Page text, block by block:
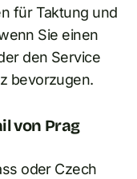
für Taktung und
Sie einen
den Service
bevorzugen.
von Prag
oder Czech